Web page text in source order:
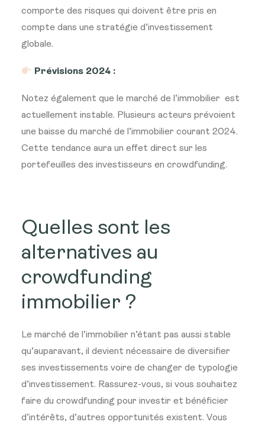
comporte des risques qui doivent être pris en
compte dans une stratégie d’investissement
globale.
Prévisions 2024 :
Notez également que le marché de l’immobilier est
actuellement instable. Plusieurs acteurs prévoient
une baisse du marché de l’immobilier courant 2024.
Cette tendance aura un effet direct sur les
portefeuilles des investisseurs en crowdfunding.
Quelles sont les
alternatives au
crowdfunding
immobilier ?
Le marché de l’immobilier n’étant pas aussi stable
qu’auparavant, il devient nécessaire de diversifier
ses investissements voire de changer de typologie
d’investissement. Rassurez-vous, si vous souhaitez
faire du crowdfunding pour investir et bénéficier
d’intérêts, d’autres opportunités existent. Vous